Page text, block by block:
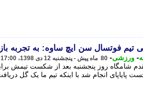
تیم فوتسال سن ایچ ساوه: به تجربه
- ورزشی- 80 ماه پیش - پنجشنبه 12 دی 1398، 17:00
شامگاه روز پنجشنبه بعد از شکست تیمش
پایاپای انجام شد با اینکه تیم ما یک گل